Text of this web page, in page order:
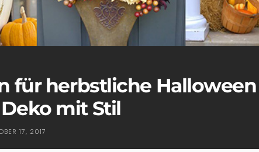
für herbstliche Halloween
mit Stil
17, 2017